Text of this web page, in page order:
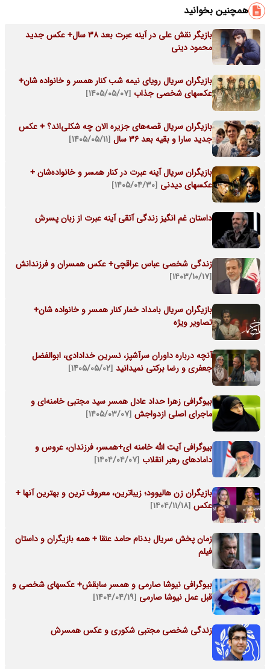
همچنین بخوانید
بازیگر نقش علی در آینه عبرت بعد 38 سال+ عکس جدید
محمود دینی
بازیگران سریال رویای نیمه شب کنار همسر و خانواده شان+
عکسهای شخصی جذاب [۱۴۰۵/۰۵/۰۷]
بازیگران سریال قصه‌های جزیره الان چه شکلی‌اند؟ + عکس
جدید سارا و بقیه بعد 36 سال
[۱۴۰۵/۰۵/۱۱]
بازیگران سریال آینه عبرت در کنار همسر و خانواده‌شان +
عکسهای دیدنی [۱۴۰۵/۰۴/۳۰]
داستان غم انگیز زندگی آتقی آینه عبرت از زبان پسرش
زندگی شخصی عباس عراقچی+ عکس همسران و فرزندانش
[۱۴۰۳/۱۰/۱۷]
بازیگران سریال بامداد خمار کنار همسر و خانواده شان+
تصاویر ویژه
آنچه درباره داوران سرآشپز، نسرین خدادادی، ابوالفضل
جعفری و رضا برکتی نمیدانید [۱۴۰۵/۰۵/۰۲]
بیوگرافی زهرا حداد عادل همسر سید مجتبی خامنه‌ای و
ماجرای اصلی ازدواجش [۱۴۰۵/۰۳/۰۷]
بیوگرافی آیت الله خامنه ای+همسر، فرزندان، عروس و
دامادهای رهبر انقلاب [۱۴۰۴/۰۴/۰۷]
بازیگران زن هالیوود؛ زیباترین، معروف ترین و بهترین آنها +
عکس [۱۴۰۴/۱۱/۱۸]
زمان پخش سریال بدنام حامد عنقا + همه بازیگران و داستان
فیلم
بیوگرافی نیوشا صارمی و همسر سابقش+ عکسهای شخصی و
قبل عمل نیوشا صارمی [۱۴۰۴/۰۴/۱۹]
زندگی شخصی مجتبی شکوری و عکس همسرش